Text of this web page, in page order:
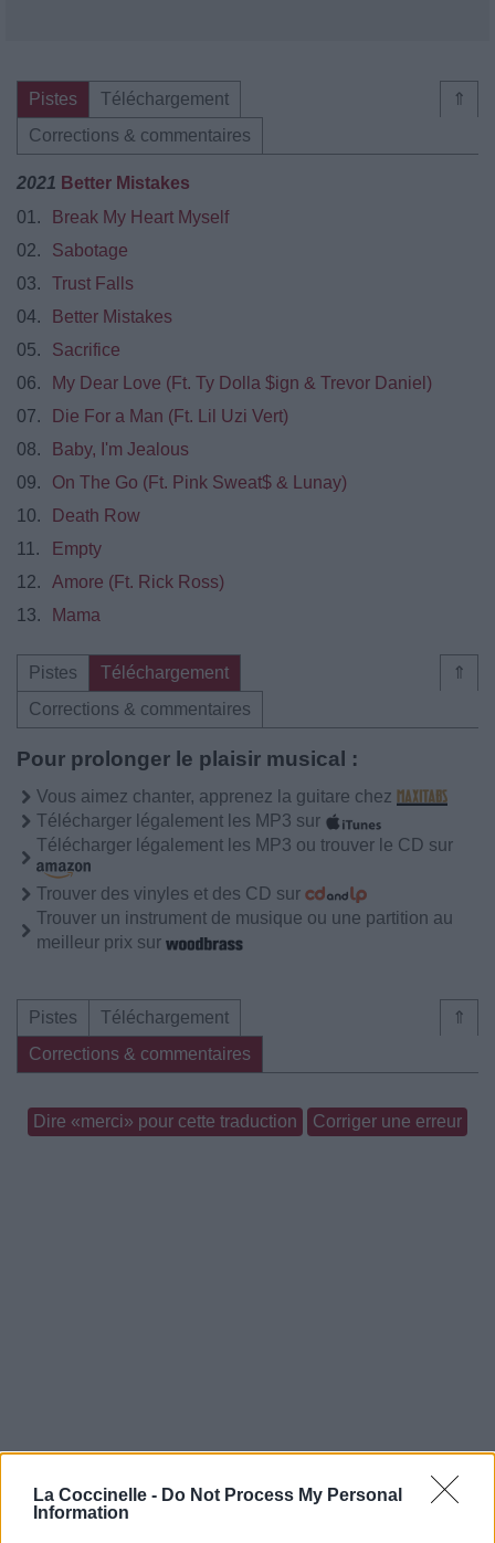
La Coccinelle - Do Not Process My Personal
Information
⇑
Pistes
Téléchargement
Corrections & commentaires
2021 Better Mistakes
01.
Break My Heart Myself
02.
Sabotage
03.
Trust Falls
04.
Better Mistakes
05.
Sacrifice
06.
My Dear Love (Ft. Ty Dolla $ign & Trevor Daniel)
07.
Die For a Man (Ft. Lil Uzi Vert)
08.
Baby, I'm Jealous
09.
On The Go (Ft. Pink Sweat$ & Lunay)
10.
Death Row
11.
Empty
12.
Amore (Ft. Rick Ross)
13.
Mama
⇑
Pistes
Téléchargement
Corrections & commentaires
Pour prolonger le plaisir musical :
Vous aimez chanter, apprenez la guitare chez
Télécharger légalement les MP3 sur
Télécharger légalement les MP3 ou trouver le CD sur
Trouver des vinyles et des CD sur
Trouver un instrument de musique ou une partition au
meilleur prix sur
⇑
Pistes
Téléchargement
Corrections & commentaires
Dire «merci» pour cette traduction Corriger une erreur